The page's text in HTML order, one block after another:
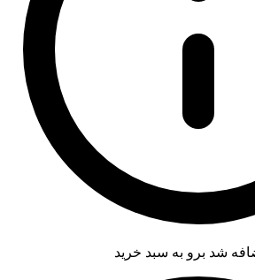
شد برو به سبد خرید